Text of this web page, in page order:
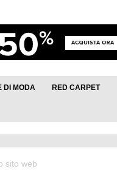
DI MODA RED CARPET